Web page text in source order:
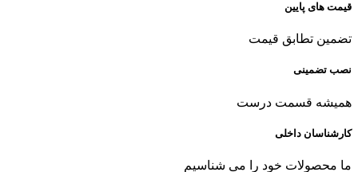
قیمت های پایین
تضمین تطابق قیمت
نصب تضمینی
همیشه قسمت درست
کارشناسان داخلی
ما محصولات خود را می شناسیم